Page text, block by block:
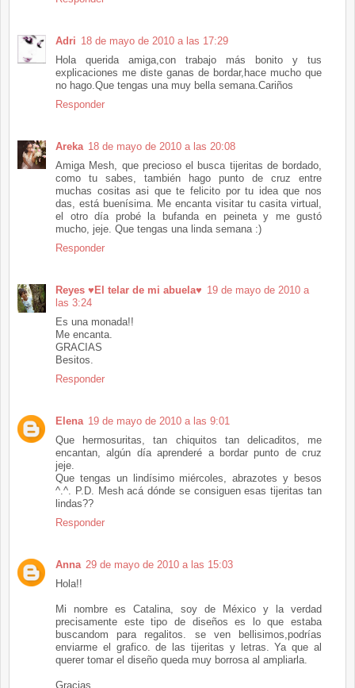
Adri 18 de mayo de 2010 a las 17:29
Hola querida amiga,con trabajo más bonito y tus
explicaciones me diste ganas de bordar,hace mucho que
no hago.Que tengas una muy bella semana.Cariños
Responder
Areka 18 de mayo de 2010 a las 20:08
Amiga Mesh, que precioso el busca tijeritas de bordado,
como tu sabes, también hago punto de cruz entre
muchas cositas asi que te felicito por tu idea que nos
das, está buenísima. Me encanta visitar tu casita virtual,
el otro día probé la bufanda en peineta y me gustó
mucho, jeje. Que tengas una linda semana :)
Responder
Reyes ♥El telar de mi abuela♥ 19 de mayo de 2010 a
las 3:24
Es una monada!!
Me encanta.
GRACIAS
Besitos.
Responder
Elena 19 de mayo de 2010 a las 9:01
Que hermosuritas, tan chiquitos tan delicaditos, me
encantan, algún día aprenderé a bordar punto de cruz
jeje.
Que tengas un lindísimo miércoles, abrazotes y besos
^.^. P.D. Mesh acá dónde se consiguen esas tijeritas tan
lindas??
Responder
Anna 29 de mayo de 2010 a las 15:03
Hola!!
Mi nombre es Catalina, soy de México y la verdad
precisamente este tipo de diseños es lo que estaba
buscandom para regalitos. se ven bellisimos,podrías
enviarme el grafico. de las tijeritas y letras. Ya que al
querer tomar el diseño queda muy borrosa al ampliarla.
Gracias